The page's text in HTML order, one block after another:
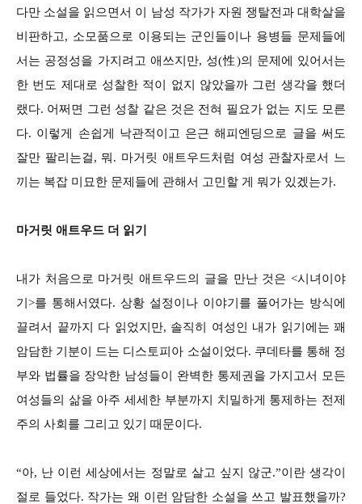
다만 소설을 읽으면서 이 남성 작가가 자원 쟁탈전과 대학살을
비판하고, 소모품으로 이용되는 군인들이나 용병들 문제들에
서는 공정성을 가지려고 애쓰지만, 성(性)의 문제에 있어서는
한 번도 제대로 성찰한 적이 없지 않았을까 그런 생각을 했더
랬다. 어쩌면 그런 성찰 같은 것은 전혀 필요가 없는 지도 모른
다. 이렇게 손쉽게 낙관적이고 은근 해피엔딩으로 글을 써도
잘만 팔리는걸, 뭐. 마거릿 애트우드처럼 여성 관찰자로서 느
끼는 복잡 미묘한 문제들에 관해서 고민할 게 뭐가 있겠는가.
마거릿 애트우드 더 읽기
내가 처음으로 마거릿 애트우드의 글을 만난 것은 <시녀이야
기>를 통해서였다. 상황 설정이나 이야기를 풀어가는 방식에
끌려서 끝까지 다 읽었지만, 솔직히 여성인 내가 읽기에는 꽤
암담한 기분이 드는 디스토피아 소설이었다. 쿠데타를 통해 정
부와 법률을 장악한 남성들이 완벽한 통제권을 가지고서 모든
여성들의 삶을 아주 세세한 부분까지 치밀하게 통제하는 전제
주의 사회를 그리고 있기 때문이다.
“아, 난 이런 세상에서는 정말로 살고 싶지 않군.”이란 생각이
절로 들었다. 작가는 왜 이런 암담한 소설을 쓰고 발표했을까?